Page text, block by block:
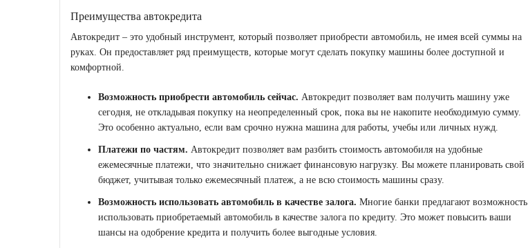
Преимущества автокредита
Автокредит – это удобный инструмент, который позволяет приобрести автомобиль, не имея всей суммы на
руках. Он предоставляет ряд преимуществ, которые могут сделать покупку машины более доступной и
комфортной.
Возможность приобрести автомобиль сейчас. Автокредит позволяет вам получить машину уже
сегодня, не откладывая покупку на неопределенный срок, пока вы не накопите необходимую сумму.
Это особенно актуально, если вам срочно нужна машина для работы, учебы или личных нужд.
Платежи по частям. Автокредит позволяет вам разбить стоимость автомобиля на удобные
ежемесячные платежи, что значительно снижает финансовую нагрузку. Вы можете планировать свой
бюджет, учитывая только ежемесячный платеж, а не всю стоимость машины сразу.
Возможность использовать автомобиль в качестве залога. Многие банки предлагают возможность
использовать приобретаемый автомобиль в качестве залога по кредиту. Это может повысить ваши
шансы на одобрение кредита и получить более выгодные условия.